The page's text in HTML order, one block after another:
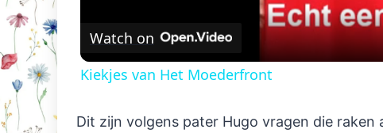
Watch on
Kiekjes van Het Moederfront
Dit zijn volgens pater Hugo vragen die